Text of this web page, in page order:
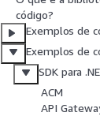
código?
Exemplos de
Exemplos de
SDK para
ACM
API